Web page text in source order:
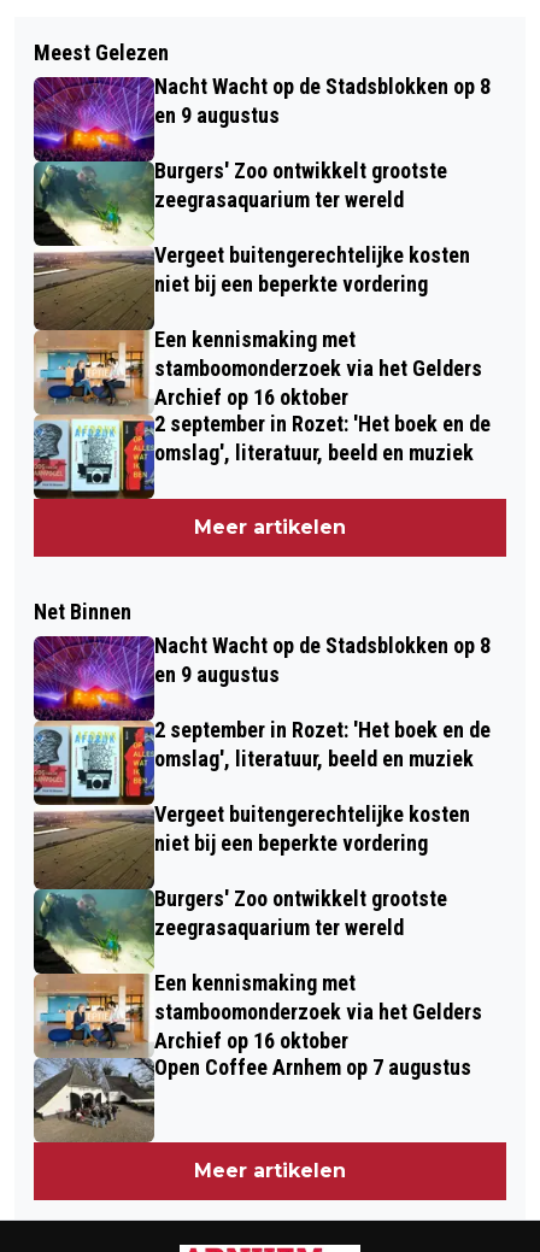
Meest Gelezen
Nacht Wacht op de Stadsblokken op 8
en 9 augustus
Burgers' Zoo ontwikkelt grootste
zeegrasaquarium ter wereld
Vergeet buitengerechtelijke kosten
niet bij een beperkte vordering
Een kennismaking met
stamboomonderzoek via het Gelders
Archief op 16 oktober
2 september in Rozet: 'Het boek en de
omslag', literatuur, beeld en muziek
Meer artikelen
Net Binnen
Nacht Wacht op de Stadsblokken op 8
en 9 augustus
2 september in Rozet: 'Het boek en de
omslag', literatuur, beeld en muziek
Vergeet buitengerechtelijke kosten
niet bij een beperkte vordering
Burgers' Zoo ontwikkelt grootste
zeegrasaquarium ter wereld
Een kennismaking met
stamboomonderzoek via het Gelders
Archief op 16 oktober
Open Coffee Arnhem op 7 augustus
Meer artikelen